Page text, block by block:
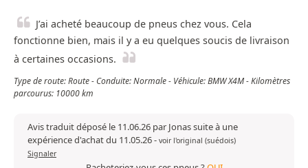
J’ai acheté beaucoup de pneus chez vous. Cela
fonctionne bien, mais il y a eu quelques soucis de livraison
à certaines occasions.
Type de route: Route - Conduite: Normale - Véhicule: BMW X4M - Kilomètres
parcourus: 10000 km
Avis traduit déposé le 11.06.26 par Jonas suite à une
expérience d'achat du 11.05.26- voir l'original (suédois)
Signaler